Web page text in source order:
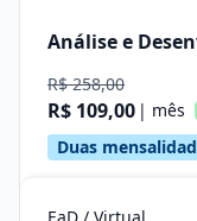
Análise e
R$ 258,00
R$ 109,00 | mês
Duas